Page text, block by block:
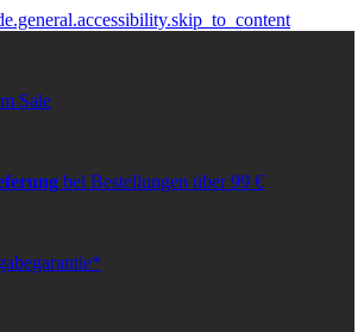
Sale
bei Bestellungen über 99 €